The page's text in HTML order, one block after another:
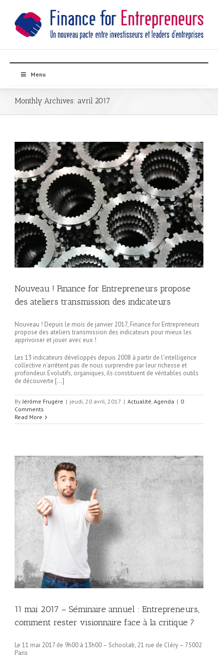
Menu
Monthly Archives: avril 2017
Nouveau ! Finance for Entrepreneurs propose
des ateliers transmission des indicateurs
Nouveau ! Depuis le mois de janvier 2017, Finance for Entrepreneurs
propose des ateliers transmission des indicateurs pour mieux les
apprivoiser et jouer avec eux !
Les 13 indicateurs développés depuis 2008 à partir de l’intelligence
collective n’arrêtent pas de nous surprendre par leur richesse et
profondeur. Evolutifs, organiques, ils constituent de véritables outils
de découverte […]
ByJérôme Frugère | jeudi, 20 avril, 2017 | Actualité, Agenda | 0
Comments
Read More
11 mai 2017 – Séminaire annuel : Entrepreneurs,
comment rester visionnaire face à la critique ?
Le 11 mai 2017 de 9h00 à 13h00 – Schoolab, 21 rue de Cléry – 75002
Paris